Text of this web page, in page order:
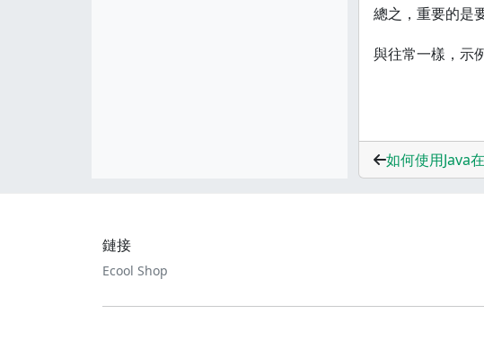
總之，重要的是
與往常一樣，示
如何使用Java
鏈接
Ecool Shop